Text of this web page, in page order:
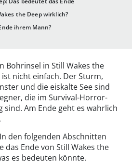
the Deep wirklich?
ihrem Mann?
Bohrinsel in Still Wakes the
nicht einfach. Der Sturm,
und die eiskalte See sind
die im Survival-Horror-
sind. Am Ende geht es wahrlich
In den folgenden Abschnitten
das Ende von Still Wakes the
es bedeuten könnte.